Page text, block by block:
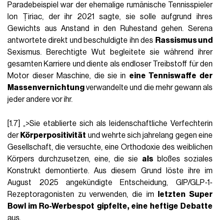
Paradebeispiel war der ehemalige rumänische Tennisspieler
Ion Țiriac, der ihr 2021 sagte, sie solle aufgrund ihres
Gewichts aus Anstand in den Ruhestand gehen. Serena
antwortete direkt und beschuldigte ihn des Rassismus und
Sexismus. Berechtigte Wut begleitete sie während ihrer
gesamten Karriere und diente als endloser Treibstoff für den
Motor dieser Maschine, die sie in eine Tenniswaffe der
Massenvernichtungverwandelte und die mehr gewann als
jeder andere vor ihr.
[1.7] „>Sie etablierte sich als leidenschaftliche Verfechterin
der Körperpositivität und wehrte sich jahrelang gegen eine
Gesellschaft, die versuchte, eine Orthodoxie des weiblichen
Körpers durchzusetzen, eine, die sie als bloßes soziales
Konstrukt demontierte. Aus diesem Grund löste ihre im
August 2025 angekündigte Entscheidung, GIP/GLP-1-
Rezeptoragonisten zu verwenden, die im
letzten Super
Bowl im Ro-Werbespot gipfelte, eine heftige Debatte
aus.